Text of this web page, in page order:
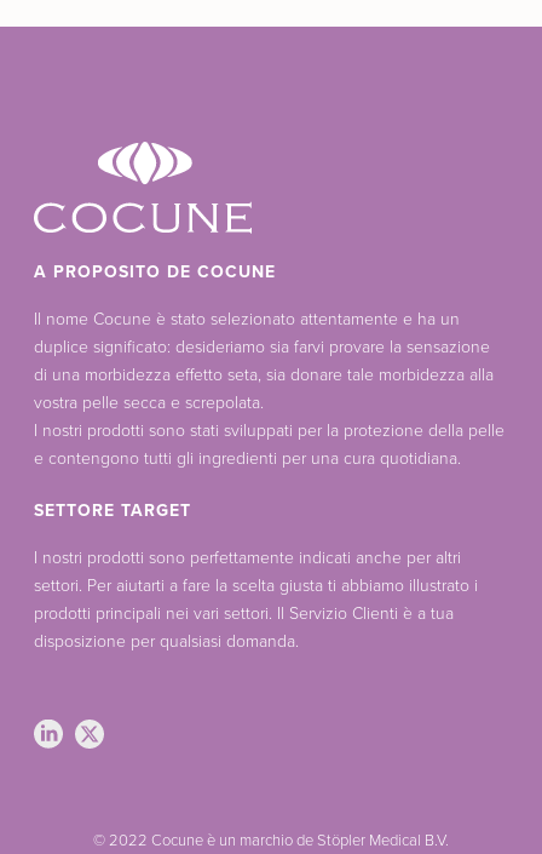
A PROPOSITO DE COCUNE
Il nome Cocune è stato selezionato attentamente e ha un
duplice significato: desideriamo sia farvi provare la sensazione
di una morbidezza effetto seta, sia donare tale morbidezza alla
vostra pelle secca e screpolata.
I nostri prodotti sono stati sviluppati per la protezione della pelle
e contengono tutti gli ingredienti per una cura quotidiana.
SETTORE TARGET
I nostri prodotti sono perfettamente indicati anche per altri
settori. Per aiutarti a fare la scelta giusta ti abbiamo illustrato i
prodotti principali nei vari settori. Il Servizio Clienti è a tua
disposizione per qualsiasi domanda.
© 2022 Cocune è un marchio de Stöpler Medical B.V.